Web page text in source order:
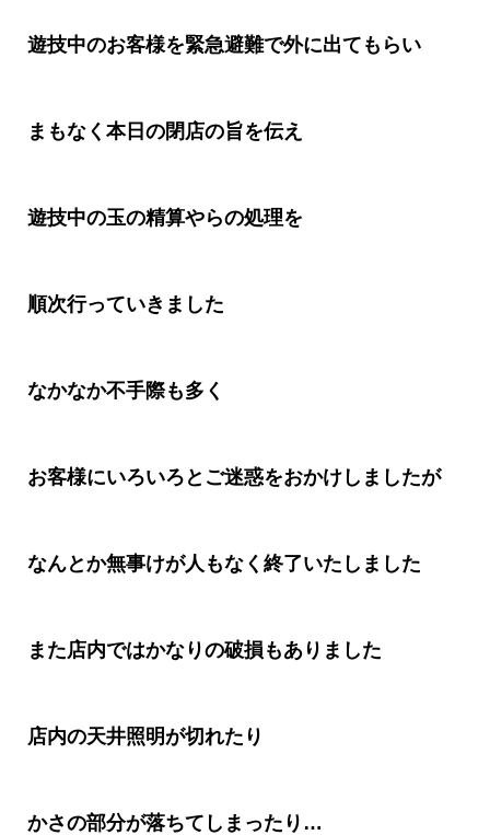
遊技中のお客様を緊急避難で外に出てもらい
まもなく本日の閉店の旨を伝え
遊技中の玉の精算やらの処理を
順次行っていきました
なかなか不手際も多く
お客様にいろいろとご迷惑をおかけしましたが
なんとか無事けが人もなく終了いたしました
また店内ではかなりの破損もありました
店内の天井照明が切れたり
かさの部分が落ちてしまったり …